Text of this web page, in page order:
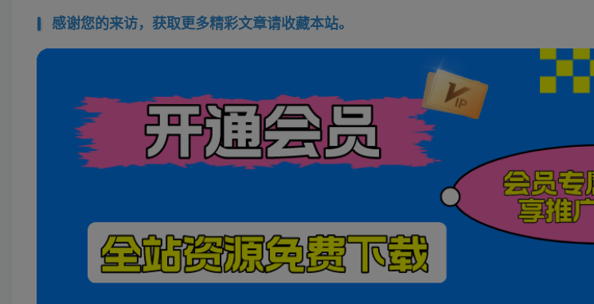
感谢您的来访，获取更多精彩文章请收藏本站。